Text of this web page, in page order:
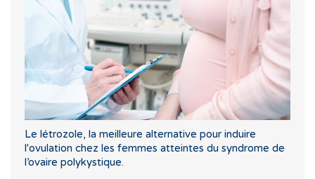
Le létrozole, la meilleure alternative pour induire
l'ovulation chez les femmes atteintes du syndrome de
l’ovaire polykystique.